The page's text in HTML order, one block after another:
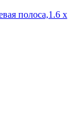
полоса,1.6 x